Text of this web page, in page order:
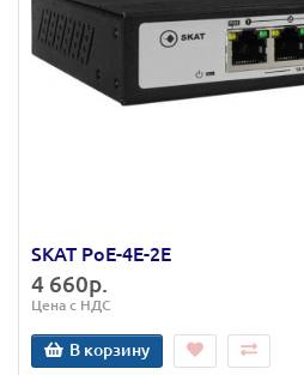
SKAT PoE-4E-2E
4 660р.
Цена с НДС
В корзину